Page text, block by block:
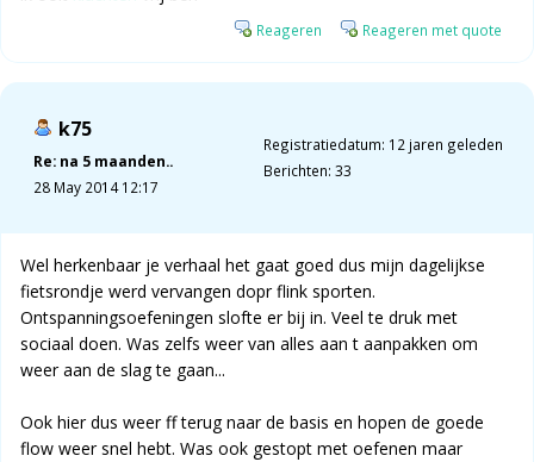
Reageren Reageren met quote
k75
Re: na 5 maanden..
28 May 2014 12:17
Registratiedatum: 12 jaren geleden
Berichten: 33
Wel herkenbaar je verhaal het gaat goed dus mijn dagelijkse
fietsrondje werd vervangen dopr flink sporten.
Ontspanningsoefeningen slofte er bij in. Veel te druk met
sociaal doen. Was zelfs weer van alles aan t aanpakken om
weer aan de slag te gaan...
Ook hier dus weer ff terug naar de basis en hopen de goede
flow weer snel hebt. Was ook gestopt met oefenen maar